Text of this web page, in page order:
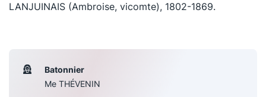
LANJUINAIS (Ambroise, vicomte), 1802-1869.
Batonnier
Me THÉVENIN
Le Concours de la Conférence
La Petite Conférence